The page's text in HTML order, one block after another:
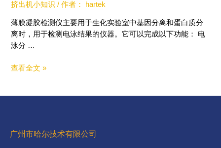
挤出机小知识 / 作者： hartek
薄膜凝胶检测仪主要用于生化实验室中基因分离和蛋白质分
离时，用于检测电泳结果的仪器。它可以完成以下功能： 电
泳分 …
查看全文 »
广州市哈尔技术有限公司